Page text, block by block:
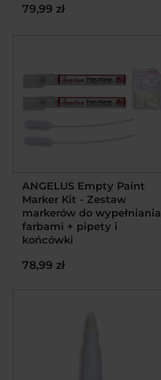
79,99 zł
ANGELUS Empty Paint
Marker Kit - Zestaw
markerów do wypełniania
farbami + pipety i
końcówki
78,99 zł